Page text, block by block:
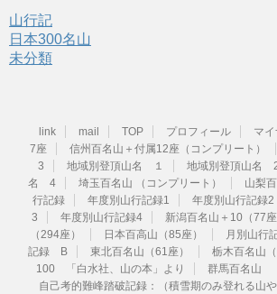
山行記
日本300名山
未分類
link mail TOP プロフィール
マ
7座
信州百名山＋付属12座（コンプリート）
3
地域別登頂山名 １ 地域別登頂山名
名 4
埼玉百名山 （コンプリート） 山梨
行記録
年度別山行記録1 年度別山行記録2
3
年度別山行記録4 新潟百名山＋10（77座
（294座）
日本百高山（85座） 月別山行
記録 B
東北百名山（61座） 栃木百名山（
100 「白水社、山の本」より
群馬百名山
自己考的難峰踏破記録：（積雪期のみ登れる山